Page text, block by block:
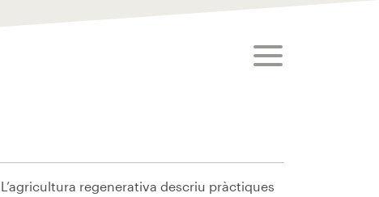
toggle menu
L’agricultura regenerativa descriu pràctiques